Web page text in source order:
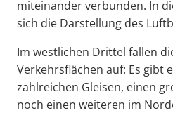
miteinander verbunden. In
sich die Darstellung des
Im westlichen Drittel fallen
Verkehrsflächen auf: Es gibt
zahlreichen Gleisen, einen
noch einen weiteren im